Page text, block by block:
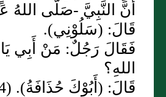
أَنَّ النَّبِيَّ -صَلَّى اللهُ
قَالَ: (سَلُوْنِي).
فَقَالَ رَجُلٌ: مَنْ أَبِي
اللهِ؟
قَالَ: (أَبُوْكَ حُذَافَةُ). (2/14)